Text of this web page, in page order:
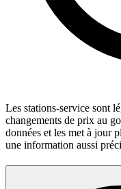
Les stations-service sont
changements de prix au
données et les met à jour
une information aussi